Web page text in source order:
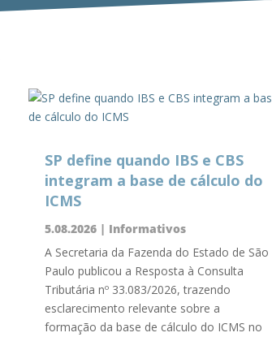
SP define quando IBS e CBS
integram a base de cálculo do
ICMS
5.08.2026| Informativos
A Secretaria da Fazenda do Estado de São
Paulo publicou a Resposta à Consulta
Tributária nº 33.083/2026, trazendo
esclarecimento relevante sobre a
formação da base de cálculo do ICMS no